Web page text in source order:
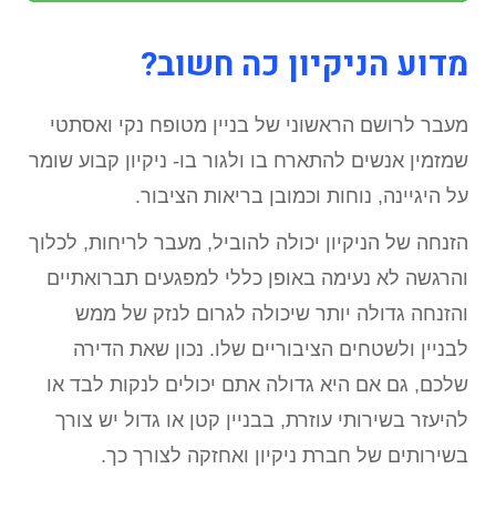
מדוע הניקיון כה חשוב?
מעבר לרושם הראשוני של בניין מטופח נקי ואסתטי
שמזמין אנשים להתארח בו ולגור בו- ניקיון קבוע שומר
על היגיינה, נוחות וכמובן בריאות הציבור.
הזנחה של הניקיון יכולה להוביל, מעבר לריחות, לכלוך
והרגשה לא נעימה באופן כללי למפגעים תברואתיים
והזנחה גדולה יותר שיכולה לגרום לנזק של ממש
לבניין ולשטחים הציבוריים שלו. נכון שאת הדירה
שלכם, גם אם היא גדולה אתם יכולים לנקות לבד או
להיעזר בשירותי עוזרת, בבניין קטן או גדול יש צורך
בשירותים של חברת ניקיון ואחזקה לצורך כך.